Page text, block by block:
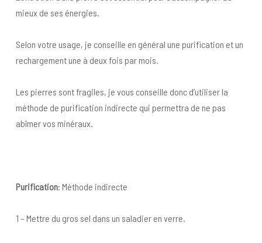
mieux de ses énergies.
Selon votre usage, je conseille en général une purification et un
rechargement une à deux fois par mois.
Les pierres sont fragiles, je vous conseille donc d’utiliser la
méthode de purification indirecte qui permettra de ne pas
abîmer vos minéraux.
Purification: Méthode indirecte
1 – Mettre du gros sel dans un saladier en verre.